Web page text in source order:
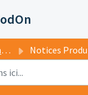
Notices